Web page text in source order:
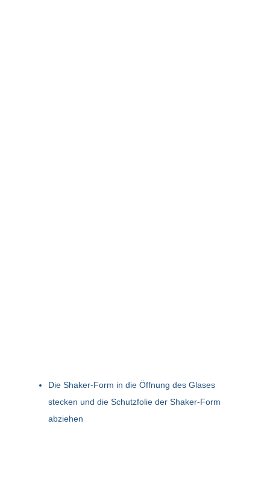
Die Shaker-Form in die Öffnung des Glases
stecken und die Schutzfolie der Shaker-Form
abziehen